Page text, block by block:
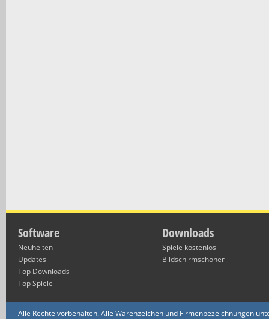
Software
Neuheiten
Updates
Top Downloads
Top Spiele
Downloads
Spiele kostenlos
Bildschirmschoner
Alle Rechte vorbehalten. Alle Warenzeichen und Firmenbezeichnungen